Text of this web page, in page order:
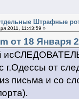
Штрафные
2011, 11:43:59 »
от 18 Января
г.Одессы от
письма и со